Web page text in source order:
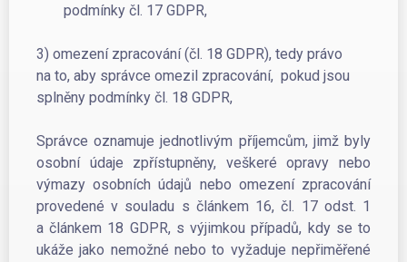
podmínky čl. 17 GDPR,
3) omezení zpracování (čl. 18 GDPR), tedy právo
na to, aby správce omezil zpracování, pokud jsou
splněny podmínky čl. 18 GDPR,
Správce oznamuje jednotlivým příjemcům, jimž byly
osobní údaje zpřístupněny, veškeré opravy nebo
výmazy osobních údajů nebo omezení zpracování
provedené v souladu s článkem 16, čl. 17 odst. 1
a článkem 18 GDPR, s výjimkou případů, kdy se to
ukáže jako nemožné nebo to vyžaduje nepřiměřené